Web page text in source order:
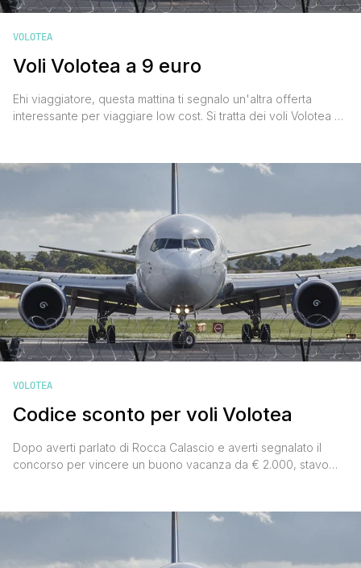
VOLOTEA
Voli Volotea a 9 euro
Ehi viaggiatore, questa mattina ti segnalo un'altra offerta
interessante per viaggiare low cost. Si tratta dei voli Volotea a
particolarmente economici sia per l'Italia che per l'Europa. Per
prenotare c'è tempo fino a giovedì 8 [']
VOLOTEA
Codice sconto per voli Volotea
Dopo averti parlato di Rocca Calascio e averti segnalato il
concorso per vincere un buono vacanza da € 2.000, stavo
risparmiare € 10 a persona e a tratta, cioè € 20 a persona su